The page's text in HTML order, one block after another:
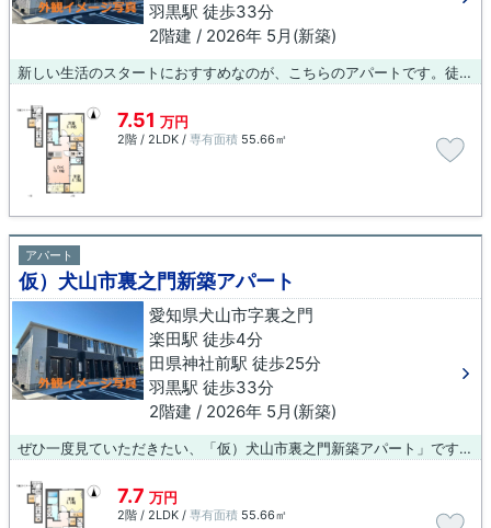
羽黒駅 徒歩33分
2階建 / 2026年 5月(新築)
新しい生活のスタートにおすすめなのが、こちらのアパートです。徒歩4分に駅がある物件です。犬山市エリアには、当社オススメの賃貸物件が豊富に立地しています。快適な暮らしをしたいとお考えでしたら、ぜひ当社へご連絡下さい。
7.51 万円
2階 / 2LDK / 専有面積 55.66㎡
アパート
仮）犬山市裏之門新築アパート
愛知県犬山市字裏之門
楽田駅 徒歩4分
田県神社前駅 徒歩25分
羽黒駅 徒歩33分
2階建 / 2026年 5月(新築)
ぜひ一度見ていただきたい、「仮）犬山市裏之門新築アパート」です。アパートタイプのお部屋です。駅まで徒歩4分の立地が魅力的な、利便性の高い物件です。賃貸住宅をお探しでしたら、当社にお任せ下さい！お客様に合わせた物件情報をご紹介をいたします。まずは、お気軽にご連絡下さい。
7.7 万円
2階 / 2LDK / 専有面積 55.66㎡